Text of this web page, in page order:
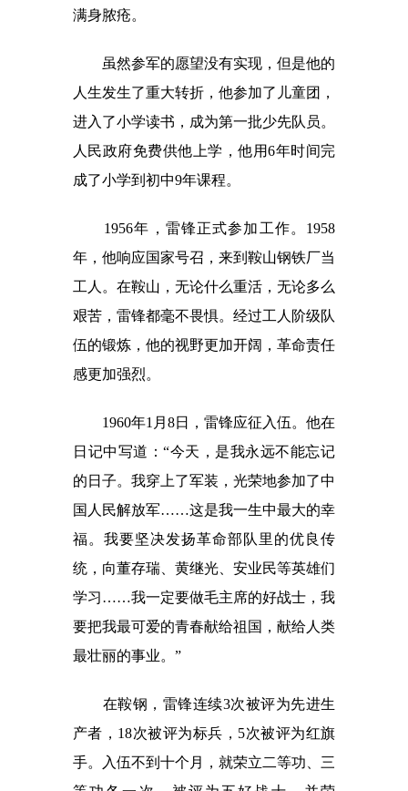
满身脓疮。
虽然参军的愿望没有实现，但是他的
人生发生了重大转折，他参加了儿童团，
进入了小学读书，成为第一批少先队员。
人民政府免费供他上学，他用6年时间完
成了小学到初中9年课程。
1956年，雷锋正式参加工作。1958
年，他响应国家号召，来到鞍山钢铁厂当
工人。在鞍山，无论什么重活，无论多么
艰苦，雷锋都毫不畏惧。经过工人阶级队
伍的锻炼，他的视野更加开阔，革命责任
感更加强烈。
1960年1月8日，雷锋应征入伍。他在
日记中写道：“今天，是我永远不能忘记
的日子。我穿上了军装，光荣地参加了中
国人民解放军……这是我一生中最大的幸
福。我要坚决发扬革命部队里的优良传
统，向董存瑞、黄继光、安业民等英雄们
学习……我一定要做毛主席的好战士，我
要把我最可爱的青春献给祖国，献给人类
最壮丽的事业。”
在鞍钢，雷锋连续3次被评为先进生
产者，18次被评为标兵，5次被评为红旗
手。入伍不到十个月，就荣立二等功、三